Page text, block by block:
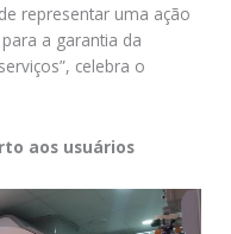
representar uma ação
a garantia da
celebra o
aos usuários